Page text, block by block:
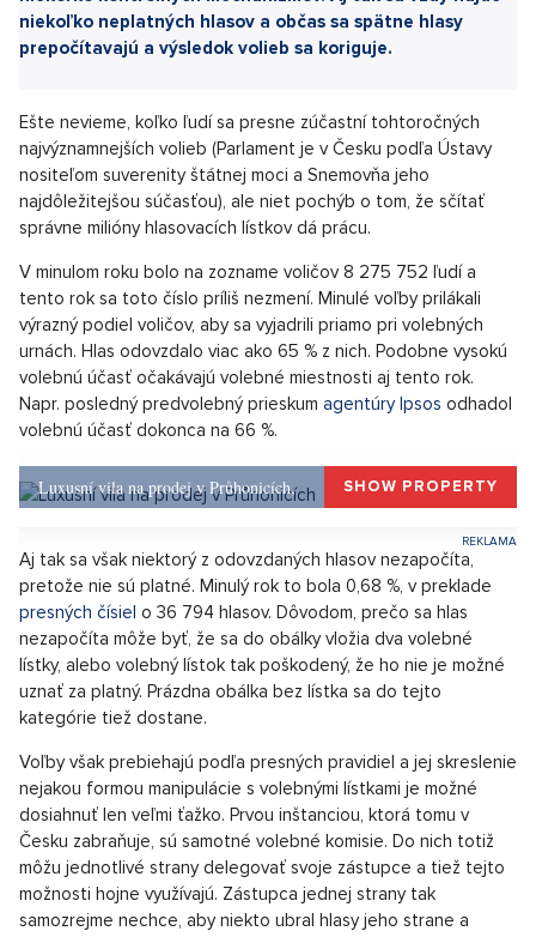
Víkend je v znamení volieb do Poslaneckej snemovne.
sčítať. K tomu funguje dômyselný systém, ktorý má
niekoľko kontrolných mechanizmov. Aj tak sa vždy nájde
niekoľko neplatných hlasov a občas sa spätne hlasy
prepočítavajú a výsledok volieb sa koriguje.
Ešte nevieme, koľko ľudí sa presne zúčastní tohtoročných
najvýznamnejších volieb (Parlament je v Česku podľa Ústavy
nositeľom suverenity štátnej moci a Snemovňa jeho
V minulom roku bolo na zozname voličov 8 275 752 ľudí a
tento rok sa toto číslo príliš nezmení. Minulé voľby prilákali
výrazný podiel voličov, aby sa vyjadrili priamo pri volebných
urnách. Hlas odovzdalo viac ako 65 % z nich. Podobne vysokú
volebnú účasť očakávajú volebné miestnosti aj tento rok.
Napr. posledný predvolebný prieskum
Luxusní vila na prodej v Průhonicích, SHOW PROPERTY
Aj tak sa však niektorý z odovzdaných hlasov nezapočíta,
pretože nie sú platné. Minulý rok to bola 0,68 %, v preklade
presných čísielo 36 794 hlasov. Dôvodom, prečo sa hlas